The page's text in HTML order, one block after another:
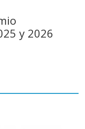
y 2026